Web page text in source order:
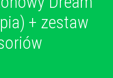
+ zestaw